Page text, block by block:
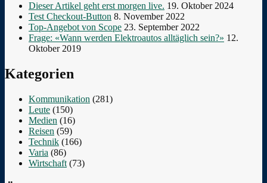
Dieser Artikel geht erst morgen live. 19. Oktober 2024
Test Checkout-Button 8. November 2022
Top-Angebot von Scope 23. September 2022
Frage: «Wann werden Elektroautos alltäglich sein?» 12.
Oktober 2019
Kategorien
Kommunikation (281)
Leute (150)
Medien (16)
Reisen (59)
Technik (166)
Varia (86)
Wirtschaft (73)